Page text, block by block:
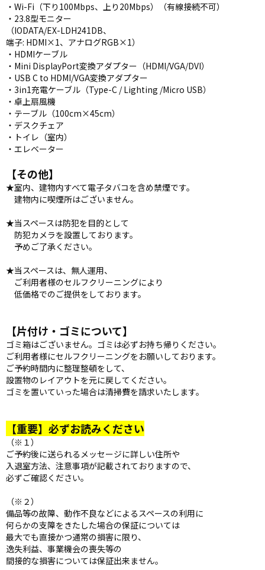
・Wi-Fi（下り100Mbps、上り20Mbps）（有線接続不可）
・23.8型モニター
（IODATA/EX-LDH241DB、
端子: HDMI×1、アナログRGB×1）
・HDMIケーブル
・Mini DisplayPort変換アダプター（HDMI/VGA/DVI）
・USB C to HDMI/VGA変換アダプター
・3in1充電ケーブル（Type-C / Lighting /Micro USB）
・卓上扇風機
・テーブル（100cm×45cm）
・デスクチェア
・トイレ（室内）
・エレベーター
【その他】
★室内、建物内すべて電子タバコを含め禁煙です。
建物内に喫煙所はございません。
★当スペースは防犯を目的として
防犯カメラを設置しております。
予めご了承ください。
★当スペースは、無人運用、
ご利用者様のセルフクリーニングにより
低価格でのご提供をしております。
【片付け・ゴミについて】
ゴミ箱はございません。ゴミは必ずお持ち帰りください。
ご利用者様にセルフクリーニングをお願いしております。
ご予約時間内に整理整頓をして、
設置物のレイアウトを元に戻してください。
ゴミを置いていった場合は清掃費を請求いたします。
【重要】必ずお読みください
（※１）
ご予約後に送られるメッセージに詳しい住所や
入退室方法、注意事項が記載されておりますので、
必ずご確認ください。
（※２）
備品等の故障、動作不良などによるスペースの利用に
何らかの支障をきたした場合の保証については
最大でも直接かつ通常の損害に限り、
逸失利益、事業機会の喪失等の
間接的な損害については保証出来ません。